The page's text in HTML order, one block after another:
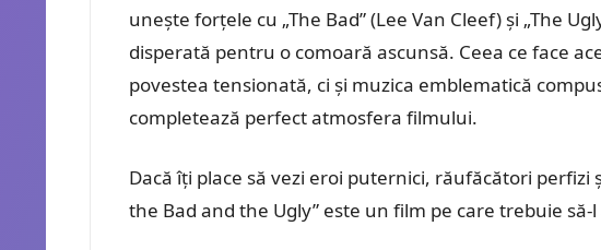
unește forțele cu „The Bad” (Lee Van Cleef) și „The
disperată pentru o comoară ascunsă. Ceea ce face
povestea tensionată, ci și muzica emblematică
completează perfect atmosfera filmului.
Dacă îți place să vezi eroi puternici, răufăcători perfizi
the Bad and the Ugly” este un film pe care trebuie